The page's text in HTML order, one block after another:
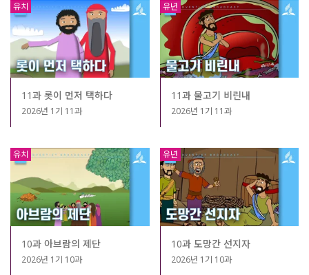
유치
11과 롯이 먼저 택하다
2026년 1기 11과
유년
11과 물고기 비린내
2026년 1기 11과
유치
10과 아브람의 제단
2026년 1기 10과
유년
10과 도망간 선지자
2026년 1기 10과